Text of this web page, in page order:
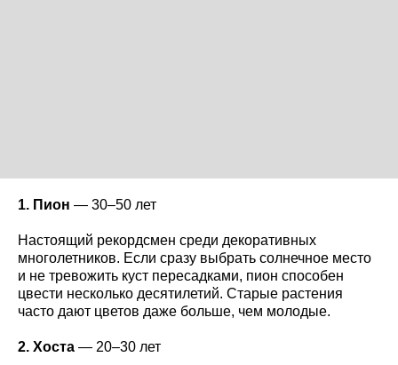
1. Пион — 30–50 лет
Настоящий рекордсмен среди декоративных
многолетников. Если сразу выбрать солнечное место
и не тревожить куст пересадками, пион способен
цвести несколько десятилетий. Старые растения
часто дают цветов даже больше, чем молодые.
2. Хоста — 20–30 лет